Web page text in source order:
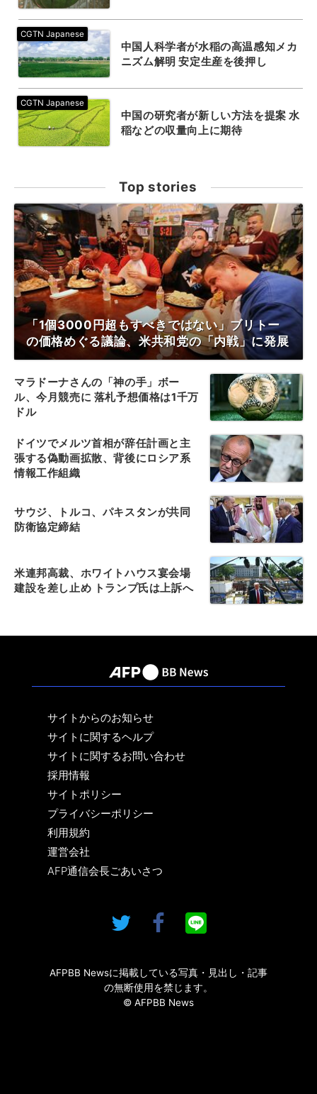
中国人科学者が水稲の高温感知メカ
ニズム解明 安定生産を後押し
中国の研究者が新しい方法を提案 水
稲などの収量向上に期待
Top stories
「1個3000円超もすべきではない」ブリトー
の価格めぐる議論、米共和党の「内戦」に発展
マラドーナさんの「神の手」ボー
ル、今月競売に 落札予想価格は1千万
ドル
ドイツでメルツ首相が辞任計画と主
張する偽動画拡散、背後にロシア系
情報工作組織
サウジ、トルコ、パキスタンが共同
防衛協定締結
米連邦高裁、ホワイトハウス宴会場
建設を差し止め トランプ氏は上訴へ
サイトからのお知らせ
サイトに関するヘルプ
サイトに関するお問い合わせ
採用情報
サイトポリシー
プライバシーポリシー
利用規約
運営会社
AFP通信会長ごあいさつ
AFPBB Newsに掲載している写真・見出し・記事
の無断使用を禁じます。
© AFPBB News